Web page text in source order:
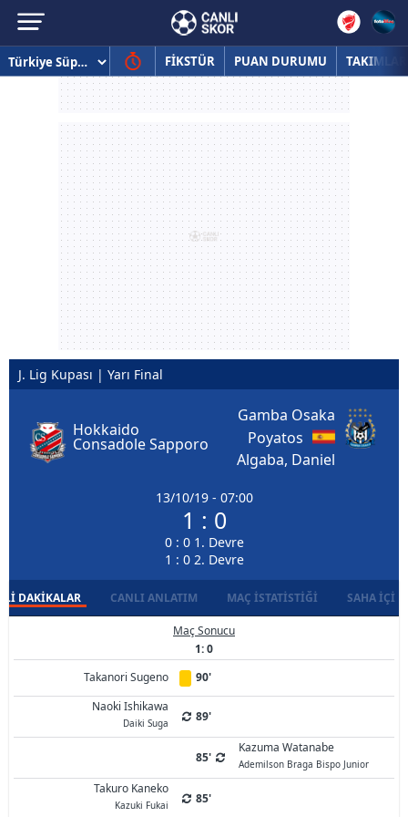
FİKSTÜR PUAN DURUMU TAKIMLAR
J. Lig Kupası | Yarı Final
Hokkaido
Consadole Sapporo
13/10/19 - 07:00
1 : 0
0 : 0 1. Devre
1 : 0 2. Devre
Gamba Osaka
Poyatos
Algaba, Daniel
DAKIKALAR CANLI ANLATIM MAÇ İSTATISTIĞI SAHA İÇI
Maç Sonucu
1: 0
Takanori Sugeno
90'
Naoki Ishikawa
Daiki Suga 89'
85'
Kazuma Watanabe
Ademilson Braga Bispo Junior
Takuro Kaneko
Kazuki Fukai 85'